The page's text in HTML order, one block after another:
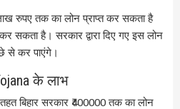
रुपए तक का लोन प्राप्त कर सकता है
सकता है। सरकार द्वारा दिए गए इस लोन
से कर पाएंगे।
के लाभ
बिहार सरकार ₹400000 तक का लोन